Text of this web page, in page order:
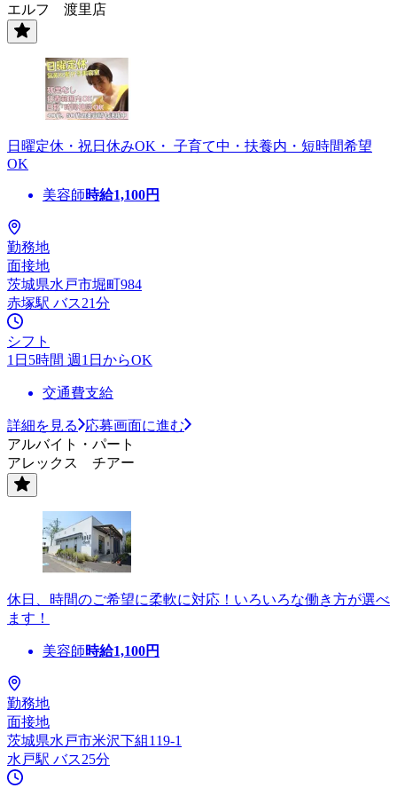
エルフ 渡里店
日曜定休・祝日休みOK・ 子育て中・扶養内・短時間希望
OK
美容師時給1,100円
勤務地
面接地
茨城県水戸市堀町984
赤塚駅 バス21分
シフト
1日5時間 週1日からOK
交通費支給
詳細を見る
応募画面に進む
アルバイト・パート
アレックス チアー
休日、時間のご希望に柔軟に対応！いろいろな働き方が選べ
ます！
美容師時給1,100円
勤務地
面接地
茨城県水戸市米沢下組119-1
水戸駅 バス25分